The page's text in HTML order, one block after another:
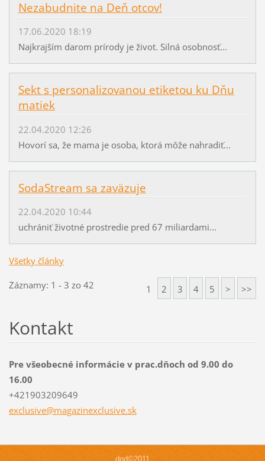
Nezabudnite na Deň otcov!
17.06.2020 18:19
Najkrajším darom prírody je život. Silná osobnosť...
Sekt s personalizovanou etiketou ku Dňu
matiek
22.04.2020 12:26
Hovorí sa, že mama je osoba, ktorá môže nahradiť...
SodaStream sa zaväzuje
22.04.2020 10:44
uchrániť životné prostredie pred 67 miliardami...
Všetky články
Záznamy: 1 - 3 zo 42 1 2 3 4 5 > >>
Kontakt
Pre všeobecné informácie v prac.dňoch od 9.00 do
16.00
+421903209649
exclusive@magazinexclusive.sk
dod©2011